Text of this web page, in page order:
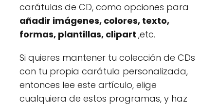
carátulas de CD, como opciones para
añadir imágenes, colores, texto,
formas, plantillas, clipart ,etc.
Si quieres mantener tu colección de CDs
con tu propia carátula personalizada,
entonces lee este artículo, elige
cualquiera de estos programas, y haz